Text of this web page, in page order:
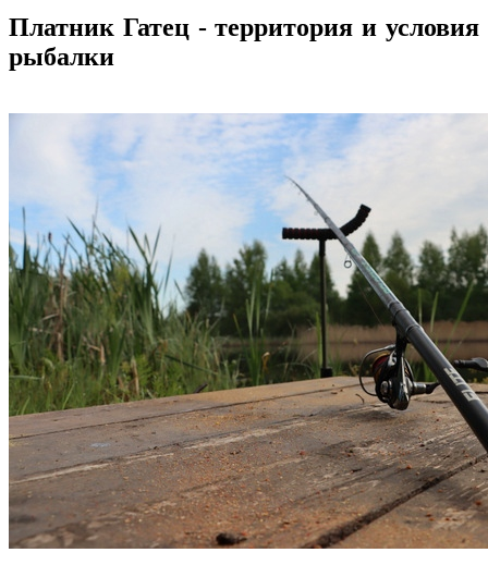
Платник Гатец - территория и условия
рыбалки